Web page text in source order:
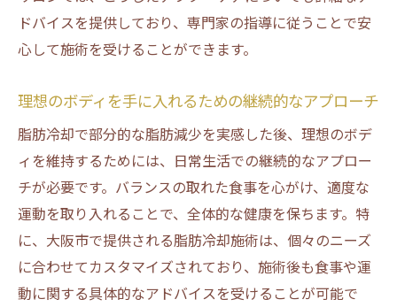
ドバイスを提供しており、専門家の指導に従うことで安
心して施術を受けることができます。
理想のボディを手に入れるための継続的なアプローチ
脂肪冷却で部分的な脂肪減少を実感した後、理想のボデ
ィを維持するためには、日常生活での継続的なアプロー
チが必要です。バランスの取れた食事を心がけ、適度な
運動を取り入れることで、全体的な健康を保ちます。特
に、大阪市で提供される脂肪冷却施術は、個々のニーズ
に合わせてカスタマイズされており、施術後も食事や運
動に関する具体的なアドバイスを受けることが可能で